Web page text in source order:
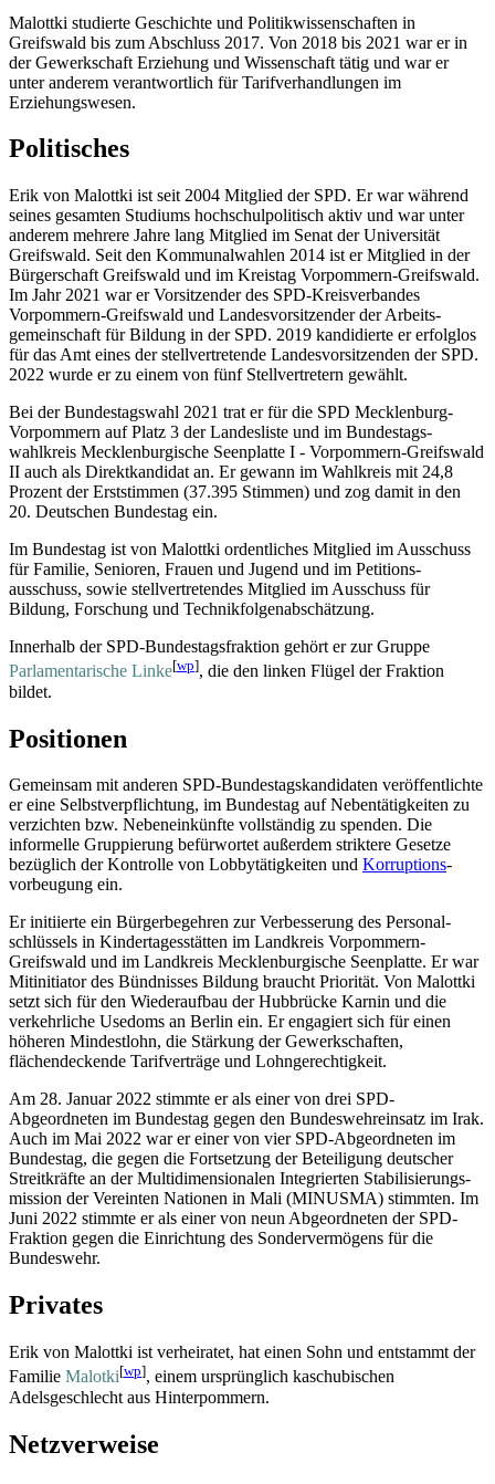
Malottki studierte Geschichte und Politik­wissen­schaften in
Greifswald bis zum Abschluss 2017. Von 2018 bis 2021 war er in
der Gewerkschaft Erziehung und Wissenschaft tätig und war er
unter anderem verantwortlich für Tarif­verhandlungen im
Erziehungswesen.
Politisches
Erik von Malottki ist seit 2004 Mitglied der SPD. Er war während
seines gesamten Studiums hochschul­politisch aktiv und war unter
anderem mehrere Jahre lang Mitglied im Senat der Universität
Greifswald. Seit den Kommunal­wahlen 2014 ist er Mitglied in der
Bürgerschaft Greifswald und im Kreistag Vorpommern-Greifswald.
Im Jahr 2021 war er Vorsitzender des SPD-Kreisverbandes
Vorpommern-Greifswald und Landes­vorsitzender der Arbeits­
gemeinschaft für Bildung in der SPD. 2019 kandidierte er erfolglos
für das Amt eines der stellvertretende Landes­vorsitzenden der SPD.
2022 wurde er zu einem von fünf Stellvertretern gewählt.
Bei der Bundestagswahl 2021 trat er für die SPD Mecklenburg-
Vorpommern auf Platz 3 der Landesliste und im Bundestags­
wahlkreis Mecklenburgische Seenplatte I - Vorpommern-Greifswald
II auch als Direkt­kandidat an. Er gewann im Wahlkreis mit 24,8
Prozent der Erststimmen (37.395 Stimmen) und zog damit in den
20. Deutschen Bundestag ein.
Im Bundestag ist von Malottki ordentliches Mitglied im Ausschuss
für Familie, Senioren, Frauen und Jugend und im Petitions­
ausschuss, sowie stellvertretendes Mitglied im Ausschuss für
Bildung, Forschung und Technik­folgena­bschätzung.
Innerhalb der SPD-Bundestags­fraktion gehört er zur Gruppe
Parlamentarische Linke[wp], die den linken Flügel der Fraktion
bildet.
Positionen
Gemeinsam mit anderen SPD-Bundestags­kandidaten veröffentlichte
er eine Selbst­verpflichtung, im Bundestag auf Nebentätigkeiten zu
verzichten bzw. Nebeneinkünfte vollständig zu spenden. Die
informelle Gruppierung befürwortet außerdem striktere Gesetze
bezüglich der Kontrolle von Lobby­tätigkeiten und Korruptions­
vorbeugung ein.
Er initiierte ein Bürgerbegehren zur Verbesserung des Personal­
schlüssels in Kinder­tages­stätten im Landkreis Vorpommern-
Greifswald und im Landkreis Mecklenburgische Seenplatte. Er war
Mitinitiator des Bündnisses Bildung braucht Priorität. Von Malottki
setzt sich für den Wiederaufbau der Hubbrücke Karnin und die
verkehrliche Usedoms an Berlin ein. Er engagiert sich für einen
höheren Mindestlohn, die Stärkung der Gewerkschaften,
flächendeckende Tarifverträge und Lohn­gerechtigkeit.
Am 28. Januar 2022 stimmte er als einer von drei SPD-
Abgeordneten im Bundestag gegen den Bundeswehr­einsatz im Irak.
Auch im Mai 2022 war er einer von vier SPD-Abgeordneten im
Bundestag, die gegen die Fortsetzung der Beteiligung deutscher
Streitkräfte an der Multi­dimensionalen Integrierten Stabilisierungs­
mission der Vereinten Nationen in Mali (MINUSMA) stimmten. Im
Juni 2022 stimmte er als einer von neun Abgeordneten der SPD-
Fraktion gegen die Einrichtung des Sondervermögens für die
Bundeswehr.
Privates
Erik von Malottki ist verheiratet, hat einen Sohn und entstammt der
Familie Malotki[wp], einem ursprünglich kaschubischen
Adelsgeschlecht aus Hinterpommern.
Netzverweise